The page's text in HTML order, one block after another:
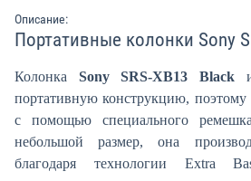
Описание:
Портативные колонки Sony
Колонка Sony SRS-XB13 Black
портативную конструкцию, поэтому
с помощью специального
небольшой размер, она
благодаря технологии Extra